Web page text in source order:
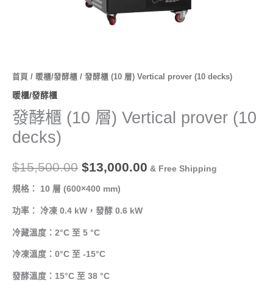
首頁 / 暖櫃/發酵櫃 / 發酵櫃 (10 層) Vertical prover (10 decks)
暖櫃/發酵櫃
發酵櫃 (10 層) Vertical prover (10
decks)
$15,500.00 $13,000.00 & Free Shipping
規格： 10 層 (600×400 mm)
功率： 冷凍 0.4 kW，發酵 0.6 kW
冷藏溫度：2°C 至 5 °C
冷凍溫度：0°C 至 -15°C
發酵溫度：15°C 至 38 °C